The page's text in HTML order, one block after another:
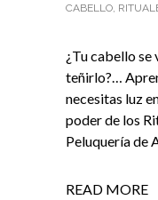
CABELLO
¿Tu cabello se
teñirlo?…
necesitas luz
poder de los
Peluquería de
READ MORE